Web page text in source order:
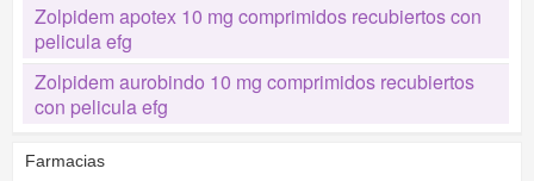
Zolpidem apotex 10 mg comprimidos recubiertos con
pelicula efg
Zolpidem aurobindo 10 mg comprimidos recubiertos
con pelicula efg
Farmacias